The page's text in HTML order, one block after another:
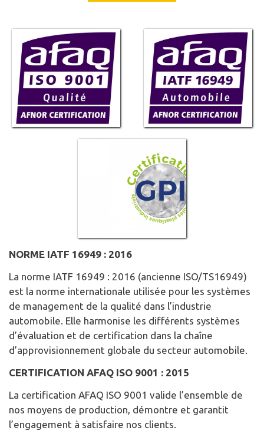
NORME IATF 16949 : 2016
La norme IATF 16949 : 2016 (ancienne ISO/TS16949)
est la norme internationale utilisée pour les systèmes
de management de la qualité dans l’industrie
automobile. Elle harmonise les différents systèmes
d’évaluation et de certification dans la chaîne
d’approvisionnement globale du secteur automobile.
CERTIFICATION AFAQ ISO 9001 : 2015
La certification AFAQ ISO 9001 valide l’ensemble de
nos moyens de production, démontre et garantit
l’engagement à satisfaire nos clients.